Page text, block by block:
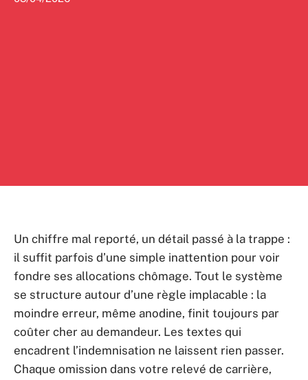
Un chiffre mal reporté, un détail passé à la trappe :
il suffit parfois d’une simple inattention pour voir
fondre ses allocations chômage. Tout le système
se structure autour d’une règle implacable : la
moindre erreur, même anodine, finit toujours par
coûter cher au demandeur. Les textes qui
encadrent l’indemnisation ne laissent rien passer.
Chaque omission dans votre relevé de carrière,